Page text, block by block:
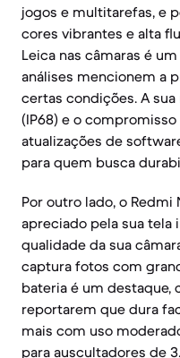
jogos e multitarefas, e
cores vibrantes e alta
Leica nas câmaras é
análises mencionem a
certas condições. A
(IP68) e o
atualizações de
para quem busca
Por outro lado, o Redmi
apreciado pela sua tela
qualidade da sua
captura fotos com
bateria é um destaque,
reportarem que dura
mais com uso
para auscultadores de